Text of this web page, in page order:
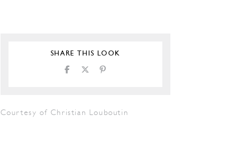
SHARE THIS LOOK
Courtesy of Christian Louboutin